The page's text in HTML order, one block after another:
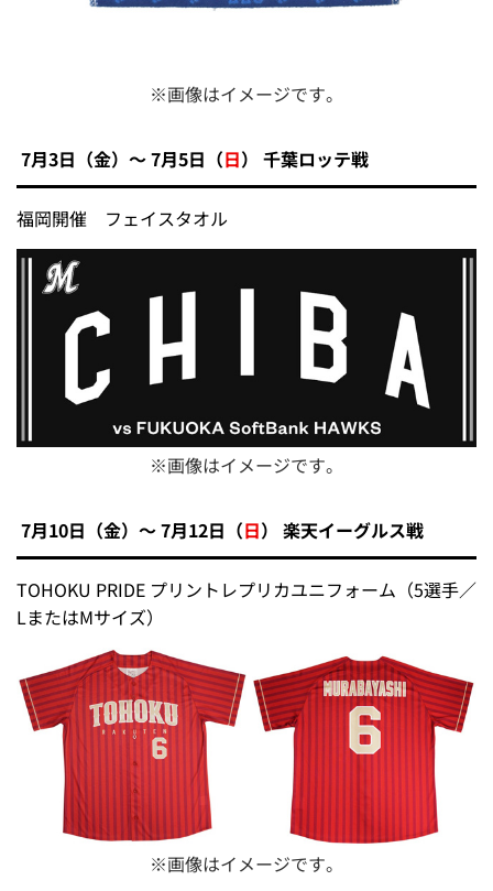
※画像はイメージです。
7月3日（金）～ 7月5日（日） 千葉ロッテ戦
福岡開催 フェイスタオル
※画像はイメージです。
7月10日（金）～ 7月12日（日） 楽天イーグルス戦
TOHOKU PRIDE プリントレプリカユニフォーム（5選手／
LまたはMサイズ）
※画像はイメージです。